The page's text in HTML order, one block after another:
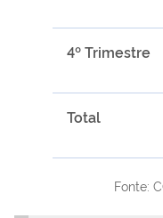
4º Trimestre
Total
Fonte: